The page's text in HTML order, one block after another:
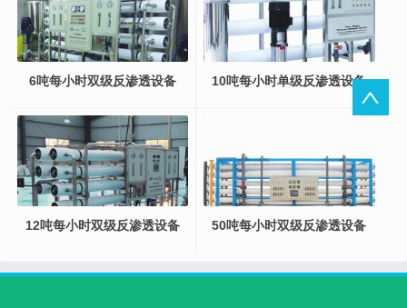
6吨每小时双级反渗透设备 10吨每小时单级反渗透设备
12吨每小时双级反渗透设备 50吨每小时双级反渗透设备